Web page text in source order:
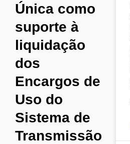
Única como
suporte à
liquidação
dos
Encargos de
Uso do
Sistema de
Transmissão